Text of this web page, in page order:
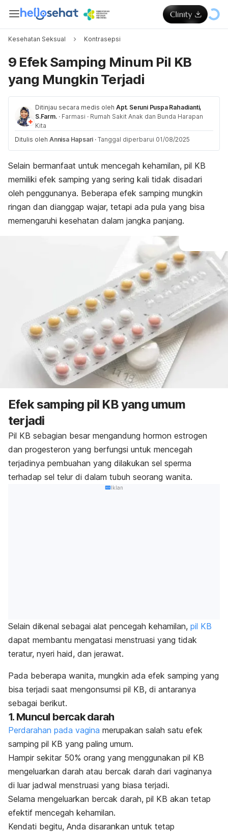
Kesehatan Seksual Kontrasepsi
9 Efek Samping Minum Pil KB
yang Mungkin Terjadi
Ditinjau secara medis oleh Apt. Seruni Puspa Rahadianti,
S.Farm. · Farmasi · Rumah Sakit Anak dan Bunda Harapan
Kita
Ditulis oleh Annisa Hapsari · Tanggal diperbarui 01/08/2025
Selain bermanfaat untuk mencegah kehamilan, pil KB
memiliki efek samping yang sering kali tidak disadari
oleh penggunanya. Beberapa efek samping mungkin
ringan dan dianggap wajar, tetapi ada pula yang bisa
memengaruhi kesehatan dalam jangka panjang.
Efek samping pil KB yang umum
terjadi
Pil KB sebagian besar mengandung hormon estrogen
dan progesteron yang berfungsi untuk mencegah
terjadinya pembuahan yang dilakukan sel sperma
terhadap sel telur di dalam tubuh seorang wanita.
Iklan
Selain dikenal sebagai alat pencegah kehamilan, pil KB
dapat membantu mengatasi menstruasi yang tidak
teratur, nyeri haid, dan jerawat.
Pada beberapa wanita, mungkin ada efek samping yang
bisa terjadi saat mengonsumsi pil KB, di antaranya
sebagai berikut.
1. Muncul bercak darah
Perdarahan pada vagina merupakan salah satu efek
samping pil KB yang paling umum.
Hampir sekitar 50% orang yang menggunakan pil KB
mengeluarkan darah atau bercak darah dari vaginanya
di luar jadwal menstruasi yang biasa terjadi.
Selama mengeluarkan bercak darah, pil KB akan tetap
efektif mencegah kehamilan.
Kendati begitu, Anda disarankan untuk tetap